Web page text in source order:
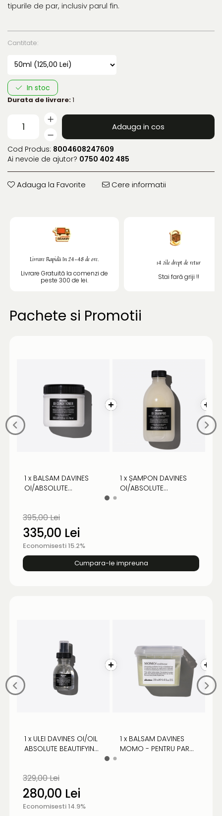
tipurile de par, inclusiv parul fin.
Cantitate:
In stoc
Durata de livrare:1
Adauga in cos
Cod Produs: 8004608247609
Ai nevoie de ajutor? 0750 402 485
Adauga la Favorite Cere informatii
Livrare Rapidă în 24-48 de ore.
Livrare Gratuită la comenzi de
peste 300 de lei.
14 zile drept de retur
Stai fară griji !!
Pachete si Promotii
1 x BALSAM DAVINES
OI/ABSOLUTE
ROUCOU
1 x ȘAMPON DAVINES
OI/ABSOLUTE
395,00 Lei
335,00 Lei
Economisesti 15.2%
Cumpara-le impreuna
1 x ULEI DAVINES OI/OIL
ABSOLUTE BEAUTIFYING
1 x BALSAM DAVINES
MOMO - PENTRU PAR
329,00 Lei
280,00 Lei
Economisesti 14.9%